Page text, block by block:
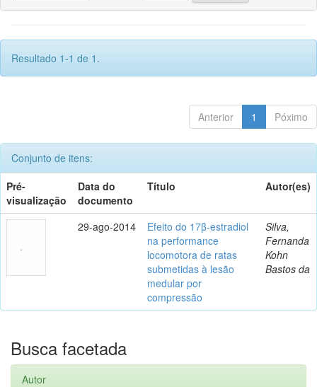
Resultado 1-1 de 1.
Anterior 1 Póximo
Conjunto de itens:
Pré-
visualização
Data do
documento
Título Autor(es)
29-ago-2014
Efeito do 17β-estradiol
na performance
locomotora de ratas
submetidas à lesão
medular por
compressão
Silva,
Fernanda
Kohn
Bastos da
Busca facetada
Autor